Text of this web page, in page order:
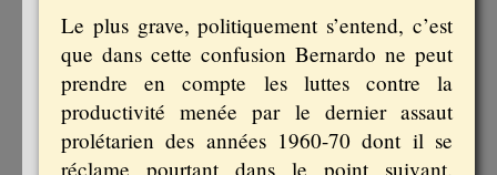
Le plus grave, politiquement s’entend, c’est
que dans cette confusion Bernardo ne peut
prendre en compte les luttes contre la
productivité menée par le dernier assaut
prolétarien des années 1960-70 dont il se
réclame pourtant dans le point suivant.